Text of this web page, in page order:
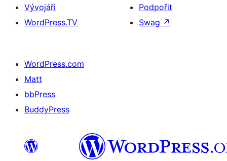
Vývojáři
WordPress.TV
Podpořit
Swag ↗
WordPress.com
Matt
bbPress
BuddyPress